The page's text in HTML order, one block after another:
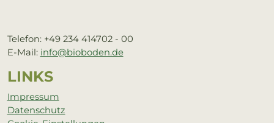
Telefon: +49 234 414702 - 00
E-Mail: info@bioboden.de
LINKS
Impressum
Datenschutz